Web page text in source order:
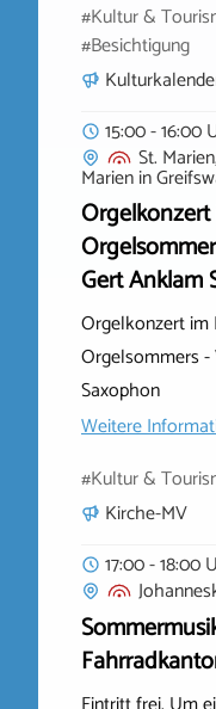
#Kultur &
#Besichtigung
15:00 - 16:00
St.
Marienin
Gert Anklam
Orgelkonzert im
Orgelsommers
Saxophon
Weitere
#Kultur &
Kirche-MV
17:00 - 18:00